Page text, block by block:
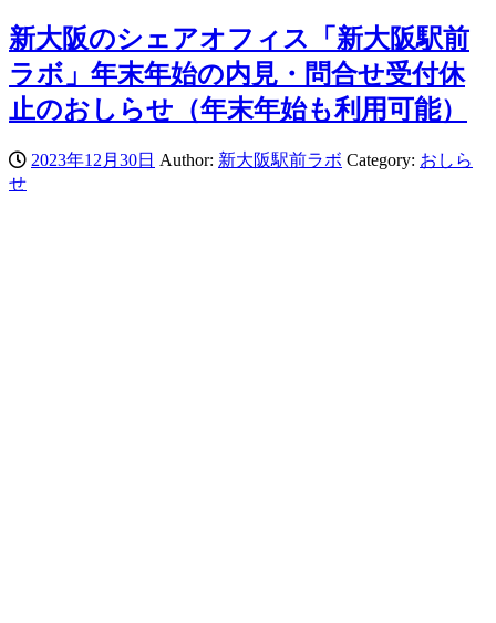
新大阪のシェアオフィス「新大阪駅前
ラボ」年末年始の内見・問合せ受付休
止のおしらせ（年末年始も利用可能）
2023年12月30日 Author: 新大阪駅前ラボ Category: おしら
せ